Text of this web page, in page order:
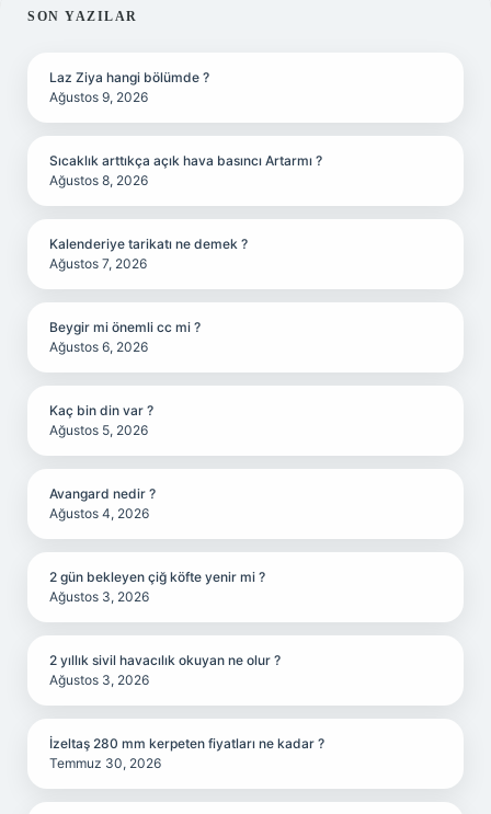
SIDEBAR
SON YAZILAR
Laz Ziya hangi bölümde ?
Ağustos 9, 2026
Sıcaklık arttıkça açık hava basıncı Artarmı ?
Ağustos 8, 2026
Kalenderiye tarikatı ne demek ?
Ağustos 7, 2026
Beygir mi önemli cc mi ?
Ağustos 6, 2026
Kaç bin din var ?
Ağustos 5, 2026
Avangard nedir ?
Ağustos 4, 2026
2 gün bekleyen çiğ köfte yenir mi ?
Ağustos 3, 2026
2 yıllık sivil havacılık okuyan ne olur ?
Ağustos 3, 2026
İzeltaş 280 mm kerpeten fiyatları ne kadar ?
Temmuz 30, 2026